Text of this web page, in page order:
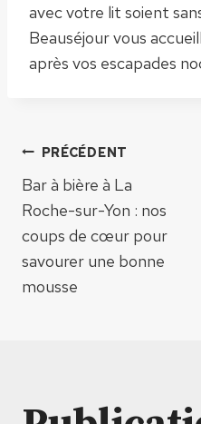
avec votre lit soient
Beauséjour vous
après vos escapades
de
l’article
PRÉCÉDENT
Bar à bière à La
Roche-sur-Yon : nos
coups de cœur pour
savourer une bonne
mousse